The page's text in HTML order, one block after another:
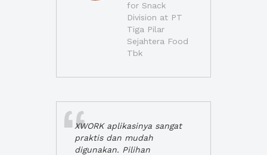
for Snack
Division at PT
Tiga Pilar
Sejahtera Food
Tbk
XWORK aplikasinya sangat
praktis dan mudah
digunakan. Pilihan